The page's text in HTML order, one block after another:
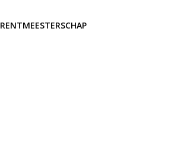
RENTMEESTERSCHAP